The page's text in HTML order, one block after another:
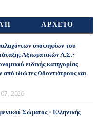
ΑΡΧΕΊΟ
υποψηφίων του
Αξιωματικών Λ.Σ.-
ειδικής κατηγορίας
ιδιώτες Οδοντιάτρους και
2026
Σώματος - Ελληνικής